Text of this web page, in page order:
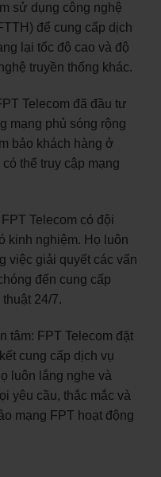
sử dụng công nghệ
để cung cấp dịch
lại tốc độ cao và độ
truyền thống khác.
Telecom đã đầu tư
mạng phủ sóng rộng
bảo khách hàng ở
thể truy cập mạng
Telecom có đội
kinh nghiệm. Họ luôn
việc giải quyết các vấn
đến cung cấp
24/7.
tâm: FPT Telecom đặt
cung cấp dịch vụ
luôn lắng nghe và
yêu cầu, thắc mắc và
mạng FPT hoạt động